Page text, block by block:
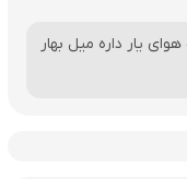
یار داره میل بهار